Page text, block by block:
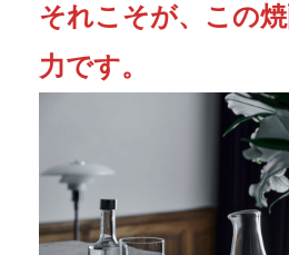
それこそが、この
力です。